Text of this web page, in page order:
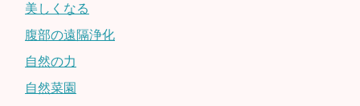
美しくなる
腹部の遠隔浄化
自然の力
自然菜園